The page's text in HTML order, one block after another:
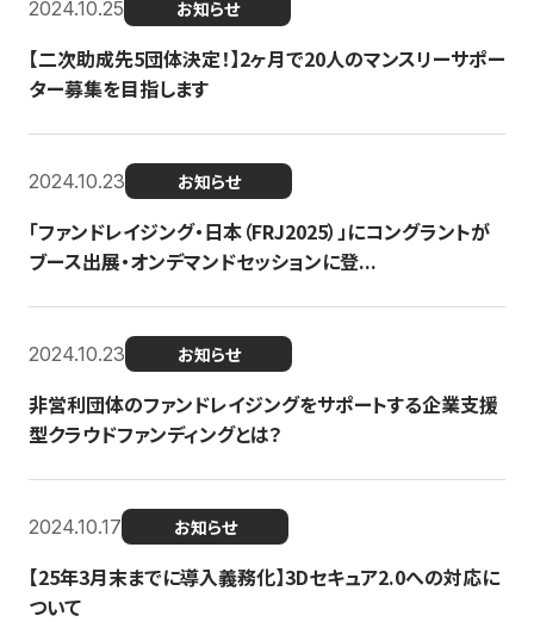
2024.10.25 お知らせ
【二次助成先5団体決定！】2ヶ月で20人のマンスリーサポー
ター募集を目指します
2024.10.23 お知らせ
「ファンドレイジング・日本（FRJ2025）」にコングラントが
ブース出展・オンデマンドセッションに登...
2024.10.23 お知らせ
非営利団体のファンドレイジングをサポートする企業支援
型クラウドファンディングとは？
2024.10.17 お知らせ
【25年3月末までに導入義務化】3Dセキュア2.0への対応に
ついて